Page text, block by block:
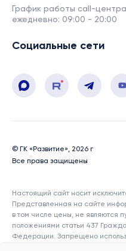
График работы call-центра
ежедневно: 09:00 - 20:00
Социальные сети
© ГК «Развитие», 2026 г
Все права защищены
Настоящий сайт носит
Представленная на сайте
в том числе цены, не являются
положениями статьи 437
Федерации. Запрещено